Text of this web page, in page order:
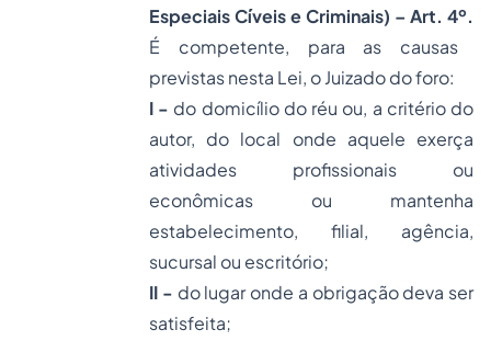
Especiais Cíveis e Criminais) – Art. 4º.
É competente, para as causas
previstas nesta Lei, o Juizado do foro:
I - do domicílio do réu ou, a critério do
autor, do local onde aquele exerça
atividades profissionais ou
econômicas ou mantenha
estabelecimento, filial, agência,
sucursal ou escritório;
II - do lugar onde a obrigação deva ser
satisfeita;